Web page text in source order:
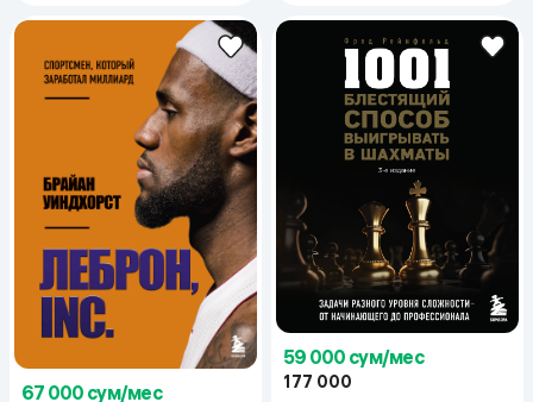
Никиты Сошникова о секретах
67 000 сум/мес
59 000 сум/мес
177 000